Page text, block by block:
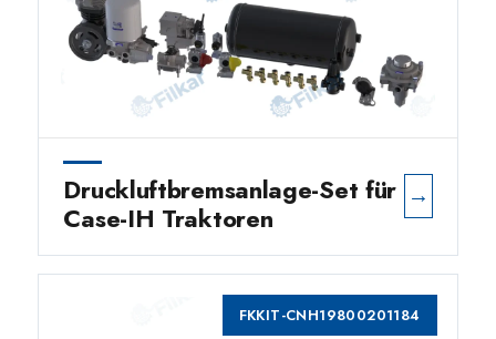
Druckluftbremsanlage-Set für
Case-IH Traktoren
→
FKKIT-CNH19800201184